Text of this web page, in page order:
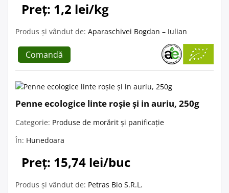
Preț: 1,2 lei/kg
Produs și vândut de: Aparaschivei Bogdan – Iulian
Comandă
Penne ecologice linte roșie și in auriu, 250g
Categorie: Produse de morărit și panificație
În: Hunedoara
Preț: 15,74 lei/buc
Produs și vândut de: Petras Bio S.R.L.